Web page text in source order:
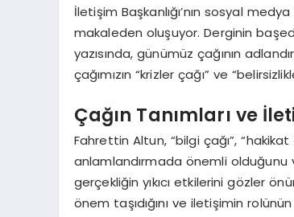
İletişim Başkanlığı’nın sosyal
makaleden oluşuyor. Derginin
yazısında, günümüz çağının
çağımızın “krizler çağı” ve
Çağın Tanımları ve
Fahrettin Altun, “bilgi çağı”,
anlamlandırmada önemli olduğunu
gerçekliğin yıkıcı etkilerini gözler
önem taşıdığını ve iletişimin